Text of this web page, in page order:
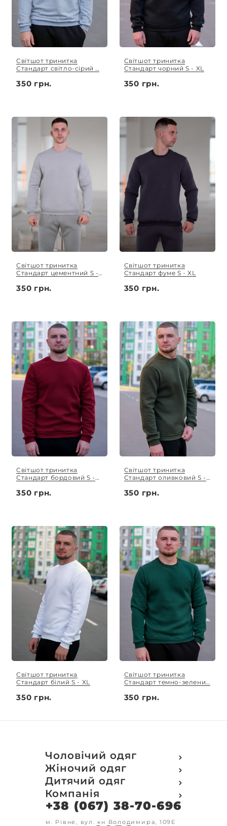
Світшот тринитка
Стандарт світло-сірий S
350 грн.
Світшот тринитка
Стандарт чорний S - XL
350 грн.
Світшот тринитка
Стандарт цементний S -
350 грн.
Світшот тринитка
Стандарт фуме S - XL
350 грн.
Світшот тринитка
Стандарт бордовий S -
350 грн.
Світшот тринитка
Стандарт оливковий S -
350 грн.
Світшот тринитка
Стандарт білий S - XL
350 грн.
Світшот тринитка
Стандарт темно-зелений
350 грн.
Чоловічий одяг
Футболки
Футболки Polo
Кофти
Світшот
Кенгуру
Кофта з замком
Олімпійки
Жіночий одяг
Футболки
Поло
Кофти
Світшот
Кенгуру
Дитячий одяг
Футболки
Кофти
Світшоти
Кенгуру
Компанія
Про компанію
Доставка та оплата
Друк на замовлення
+38 (067) 38-70-696
м. Рівне, вул. кн Володимира, 109Е